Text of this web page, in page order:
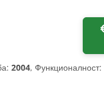
2004, Функционалност: